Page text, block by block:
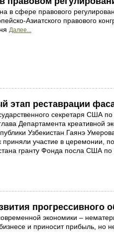
в сфере правового
Азиатского правового
Далее...
этап реставрации
секретаря США
Департамента креативной
Узбекистан Гаянэ
приняли участие в церемонии,
гранту Фонда посла США
прогрессивного
экономики –
и приносит прибыль, но